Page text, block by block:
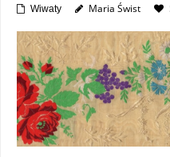
Wiwaty Maria Świst